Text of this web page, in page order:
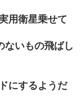
用衛星乗せて
ないもの飛ばし
にするようだ